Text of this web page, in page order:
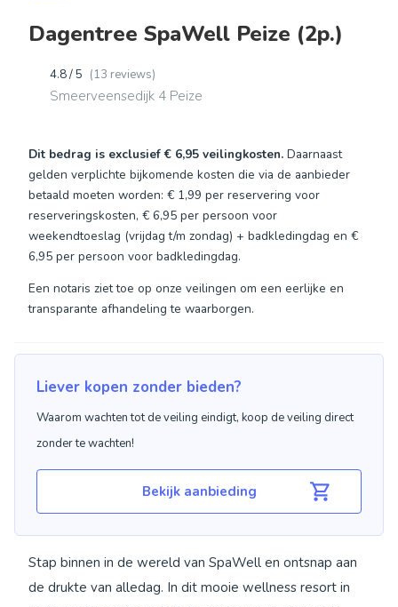
Dagentree SpaWell Peize (2p.)
4.8 / 5 (13 reviews)
Smeerveensedijk 4 Peize
Dit bedrag is exclusief€ 6,95 veilingkosten. Daarnaast
gelden verplichte bijkomende kosten die via de aanbieder
betaald moeten worden: € 1,99 per reservering voor
reserveringskosten, € 6,95 per persoon voor
weekendtoeslag (vrijdag t/m zondag) + badkledingdag en €
6,95 per persoon voor badkledingdag.
Een notaris ziet toe op onze veilingen om een eerlijke en
transparante afhandeling te waarborgen.
Liever kopen zonder bieden?
Waarom wachten tot de veiling eindigt, koop de veiling direct
zonder te wachten!
Bekijk aanbieding
Stap binnen in de wereld van SpaWell en ontsnap aan
de drukte van alledag. In dit mooie wellness resort in